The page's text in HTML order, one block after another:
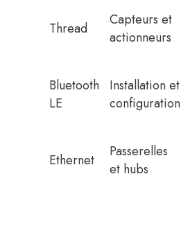
Thread
Capteurs et
actionneurs
Bluetooth
LE
Installation et
configuration
Ethernet
Passerelles
et hubs